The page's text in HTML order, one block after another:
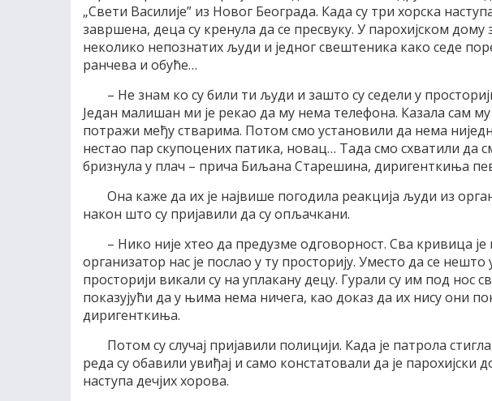
„Свети Василије” из Новог Београда. Када су три хорска
завршена, деца су кренула да се пресвуку. У парохијском дому
неколико непознатих људи и једног свештеника како седе
ранчева и обуће…
– Не знам ко су били ти људи и зашто су седели у
Један малишан ми је рекао да му нема телефона. Казала сам
потражи међу стварима. Потом смо установили да нема
нестао пар скупоцених патика, новац… Тада смо схватили да
бризнула у плач – прича Биљана Старешина, диригенткиња
Она каже да их је највише погодила реакција људи из
након што су пријавили да су опљачкани.
– Нико није хтео да предузме одговорност. Сва кривица
организатор нас је послао у ту просторију. Уместо да се нешто
просторији викали су на уплакану децу. Гурали су им под нос
показујући да у њима нема ничега, као доказ да их нису они
диригенткиња.
Потом су случај пријавили полицији. Када је патрола
реда су обавили увиђај и само констатовали да је парохијски
наступа дечјих хорова.